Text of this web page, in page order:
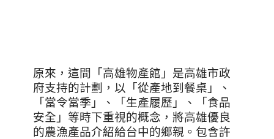
原來，這間「高雄物產館」是高雄市政
府支持的計劃，以「從產地到餐桌」、
「當令當季」、「生產履歷」、「食品
安全」等時下重視的概念，將高雄優良
的農漁產品介紹給台中的鄉親。包含許